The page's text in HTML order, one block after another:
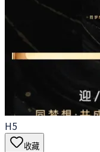
H5
收藏